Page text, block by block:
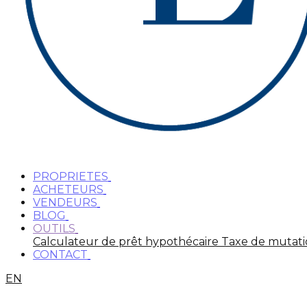
PROPRIETES
ACHETEURS
VENDEURS
BLOG
OUTILS
Calculateur de prêt hypothécaire Taxe de
CONTACT
EN